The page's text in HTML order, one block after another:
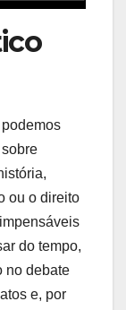
ou o direito
do tempo,
no debate
e, por